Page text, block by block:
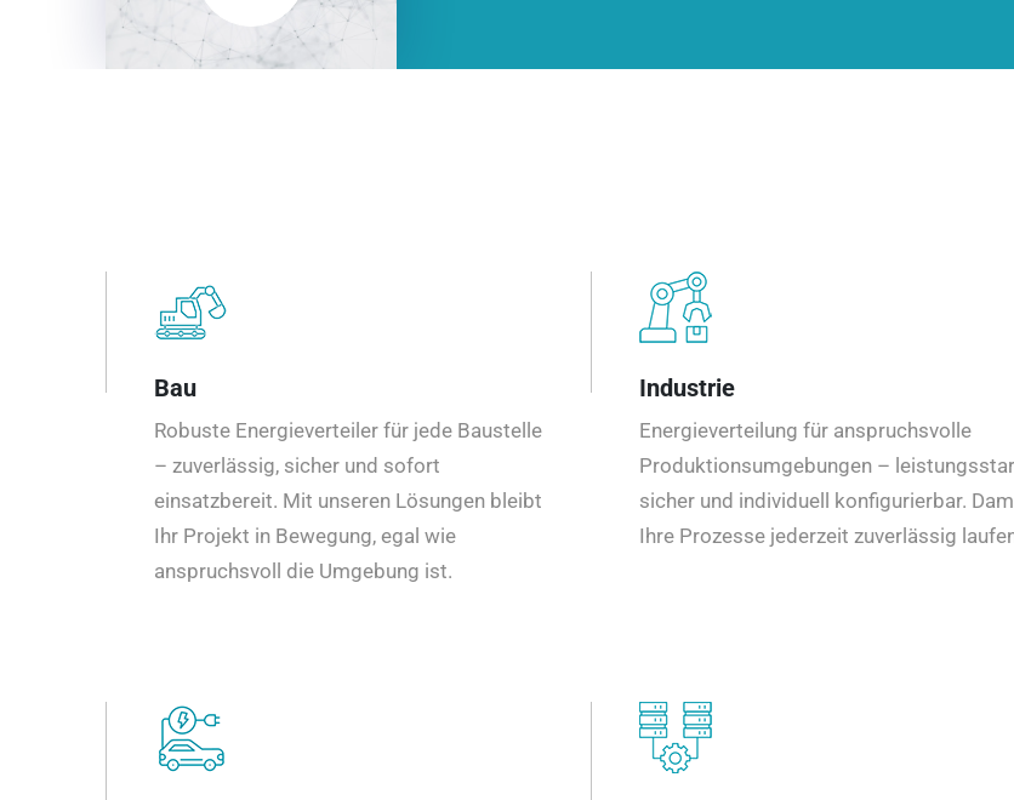
Bau
Robuste Energieverteiler für jede Baustelle
– zuverlässig, sicher und sofort
einsatzbereit. Mit unseren Lösungen bleibt
Ihr Projekt in Bewegung, egal wie
anspruchsvoll die Umgebung ist.
Industrie
Energieverteilung für anspruchsvolle
Produktionsumgebungen –
sicher und individuell konfigurierbar.
Ihre Prozesse jederzeit zuverlässig